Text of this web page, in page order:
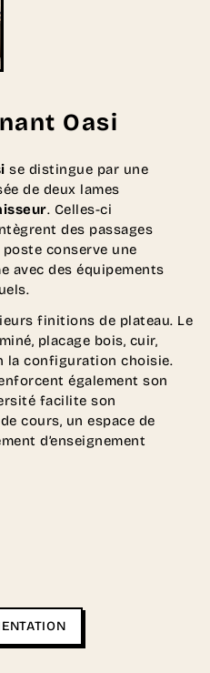
Oasi
se distingue par une
de deux lames
. Celles-ci
des passages
conserve une
avec des équipements
finitions de plateau. Le
placage bois, cuir,
la configuration choisie.
également son
facilite son
cours, un espace de
d’enseignement